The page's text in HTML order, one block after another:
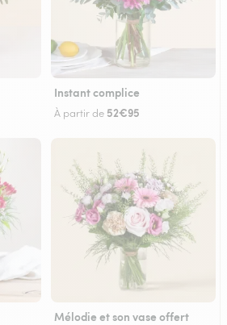
Instant complice
À partir de 52€95
Mélodie et son vase offert